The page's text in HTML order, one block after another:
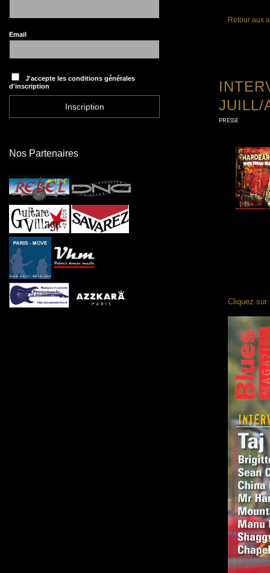
Retour aux
JUILL/
PRESSE
Cliquez sur
Email
J'accepte les conditions générales
d'inscription
Nos Partenaires